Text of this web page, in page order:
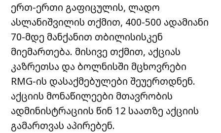
ერთ-ერთი გაფიცულის, ლადო
ასლანიშვილის თქმით, 400-500 ადამიანი
70-მდე მანქანით თბილისისკენ
მიემართება. მისივე თქმით, აქციას
კაზრეთსა და ბოლნისში მცხოვრები
RMG-ის დასაქმებულები შეუერთდნენ.
აქციის მონაწილეები მთავრობის
ადმინისტრაციის წინ 12 საათზე აქციის
გამართვას აპირებენ.